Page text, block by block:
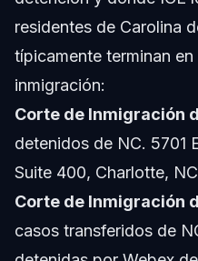
residentes de Carolina
típicamente terminan
inmigración:
Corte de Inmigración
detenidos de NC. 5701
Suite 400, Charlotte,
Corte de Inmigración
casos transferidos de